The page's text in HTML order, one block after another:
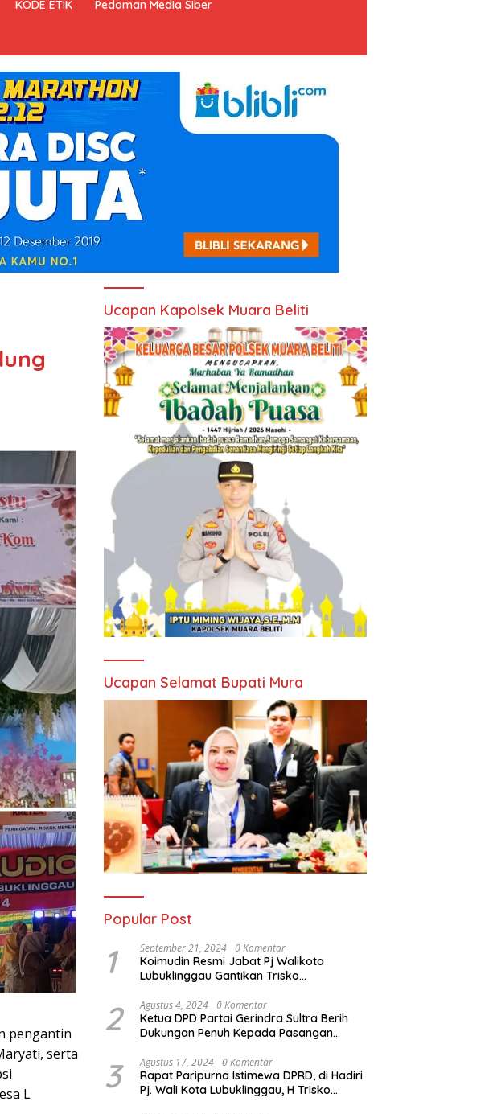
KODE ETIK Pedoman Media Siber
pengantin
serta
L
Ucapan Kapolsek Muara Beliti
Ucapan Selamat Bupati Mura
Popular Post
1 September 21, 2024 0 Komentar
Koimudin Resmi Jabat Pj Walikota
Lubuklinggau Gantikan Trisko
2 Agustus 4, 2024 0 Komentar
Ketua DPD Partai Gerindra Sultra Berih
Dukungan Penuh Kepada Pasangan
Konawe (HADIR) di Pilkada Konawe 2024
3 Agustus 17, 2024 0 Komentar
Rapat Paripurna Istimewa DPRD, di Hadiri
Pj. Wali Kota Lubuklinggau, H Trisko